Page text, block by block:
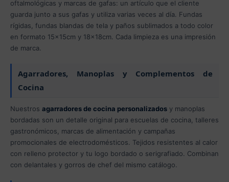
oftalmológicas y marcas de gafas: un artículo que el cliente
guarda junto a sus gafas y utiliza varias veces al día. Fundas
rígidas, fundas blandas de tela y paños sublimados a todo color
en formato 15x15cm y 18x18cm. Cada limpieza es una impresión
de marca.
Agarradores, Manoplas y Complementos de
Cocina
Nuestros agarradores de cocina personalizados y manoplas
bordadas son un detalle original para escuelas de cocina, talleres
gastronómicos, marcas de alimentación y campañas
promocionales de electrodomésticos. Tejidos resistentes al calor
con relleno protector y tu logo bordado o serigrafiado. Combinan
con delantales y gorros de chef del mismo catálogo.